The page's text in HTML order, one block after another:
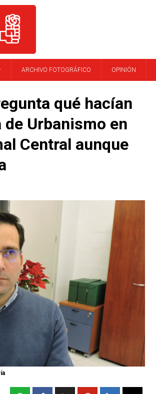
ARCHIVO FOTOGRÁFICO OPINIÓN
qué hacían
Urbanismo en
Central aunque